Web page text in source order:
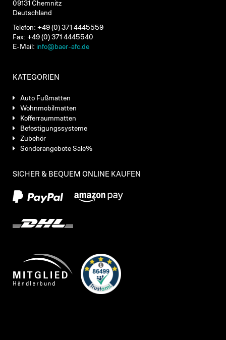
09131 Chemnitz
Deutschland
Telefon: +49 (0) 371 4445559
Fax: +49 (0) 371 4445540
E-Mail: info@baer-afc.de
KATEGORIEN
Auto Fußmatten
Wohnmobilmatten
Kofferraummatten
Befestigungssysteme
Zubehör
Sonderangebote Sale%
SICHER & BEQUEM ONLINE KAUFEN